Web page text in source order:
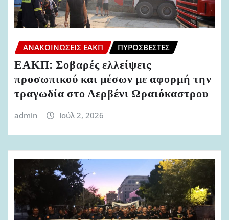
ΑΝΑΚΟΙΝΏΣΕΙΣ ΕΑΚΠ ΠΥΡΟΣΒΈΣΤΕΣ
ΕΑΚΠ: Σοβαρές ελλείψεις
προσωπικού και μέσων με αφορμή την
τραγωδία στο Δερβένι Ωραιόκαστρου
admin Ιούλ 2, 2026